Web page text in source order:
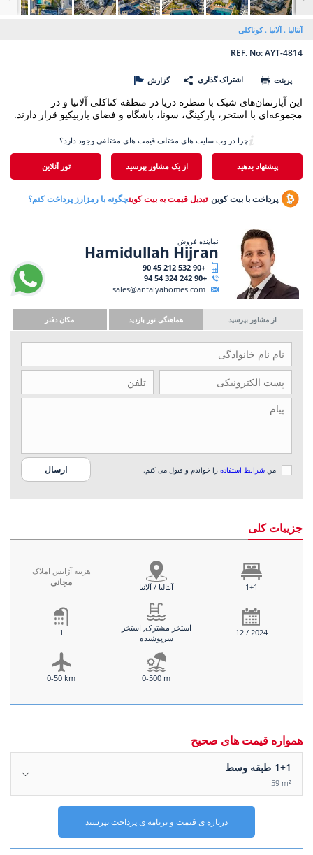
آنتالیا آلانیا کوناکلی
REF. No: AYT-4814
پرینت اشتراک گذاری گزارش
این آپارتمان‌های شیک با منظره دریا در منطقه کناکلی آلانیا و در
مجموعه‌ای با استخر، پارکینگ، سونا، باشگاه و فضای باربیکیو قرار دارند.
پیشنهاد بدهید از یک مشاور بپرسید تور آنلاین
چرا در وب سایت های مختلف قیمت های مختلفی وجود دارد؟
پرداخت با بیت کوین تبدیل قیمت به بیت کوینچگونه با رمزارز پرداخت کنم؟
نماینده فروش
Hamidullah Hijran
+90 532 212 45 90
+90 242 324 54 94
sales@antalyahomes.com
از مشاور بپرسید هماهنگی تور بازدید مکان دفتر
من شرایط استفاده را خواندم و قبول می کنم.
جزییات کلی
هزینه آژانس املاک
مجانی آنتالیا / آلانیا 1+1
1
استخر مشترک, استخر
سرپوشیده
12 / 2024
0-50 km 0-500 m
همواره قیمت های صحیح
1+1 طبقه وسط
59 m²
درباره ی قیمت و برنامه ی پرداخت بپرسید